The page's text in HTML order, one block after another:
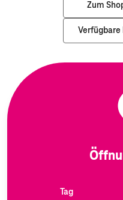
Zum
Verfügbare
Tag